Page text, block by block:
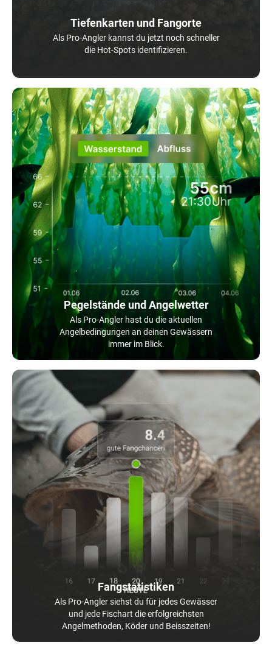
Tiefenkarten und Fangorte
Als Pro-Angler kannst du jetzt noch schneller
die Hot-Spots identifizieren.
Pegelstände und Angelwetter
Als Pro-Angler hast du die aktuellen
Angelbedingungen an deinen Gewässern
immer im Blick.
Fangstatistiken
Als Pro-Angler siehst du für jedes Gewässer
und jede Fischart die erfolgreichsten
Angelmethoden, Köder und Beisszeiten!